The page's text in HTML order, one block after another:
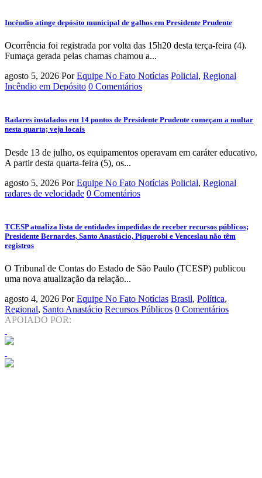
Incêndio atinge depósito municipal de galhos em Presidente Prudente
Ocorrência foi registrada por volta das 15h20 desta terça-feira (4).
Fumaça gerada pelas chamas chamou a...
agosto 5, 2026 Por Equipe No Fato Notícias Policial, Regional
Incêndio em Depósito 0 Comentários
Radares instalados em 14 pontos de Presidente Prudente começam a multar
nesta quarta; veja locais
Desde 13 de julho, os equipamentos operavam em caráter educativo.
A partir desta quarta-feira (5), os...
agosto 5, 2026 Por Equipe No Fato Notícias Policial, Regional
radares de velocidade 0 Comentários
TCESP atualiza lista de entidades impedidas de receber recursos públicos;
Presidente Bernardes, Santo Anastácio, Piquerobi e Venceslau não têm
registros
O Tribunal de Contas do Estado de São Paulo (TCESP) publicou
uma nova atualização da relação...
agosto 4, 2026 Por Equipe No Fato Notícias Brasil, Política,
Regional, Santo Anastácio Recursos Públicos 0 Comentários
APOIADO POR: